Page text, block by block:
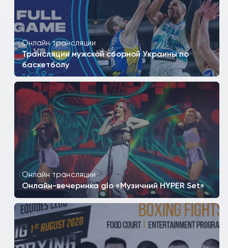
Онлайн трансляции
Трансляции мужской сборной Украины по
баскетболу
Онлайн трансляции
Онлайн-вечеринка glo «Музичний HYPER Set»